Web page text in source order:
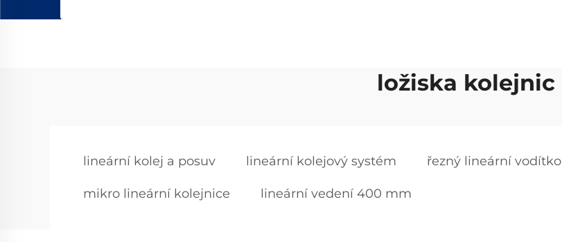
ložiska kolejnic
lineární kolej a posuv lineární kolejový systém řezný lineární vodítko
mikro lineární kolejnice lineární vedení 400 mm